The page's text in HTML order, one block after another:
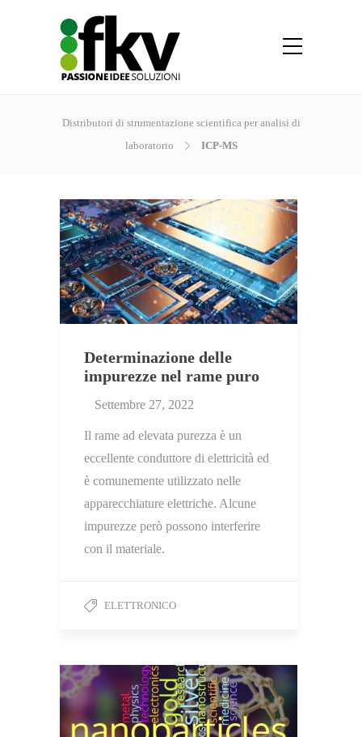
Distributori di strumentazione scientifica per analisi di
laboratorio
ICP-MS
Determinazione delle
impurezze nel rame puro
Settembre 27, 2022
Il rame ad elevata purezza è un
eccellente conduttore di elettricità ed
è comunemente utilizzato nelle
apparecchiature elettriche. Alcune
impurezze però possono interferire
con il materiale.
ELETTRONICO